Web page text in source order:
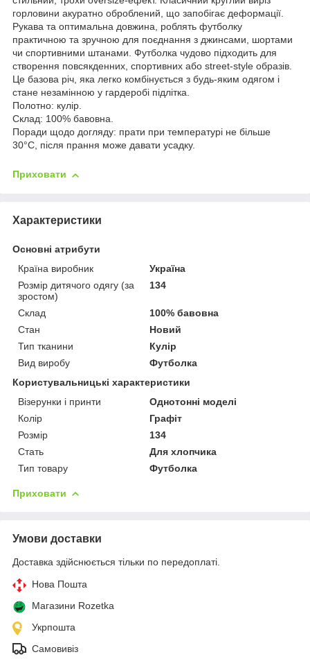
горловини акуратно оброблений, що запобігає деформації.
Рукава та оптимальна довжина, роблять футболку
практичною та зручною для поєднання з джинсами, шортами
чи спортивними штанами. Футболка чудово підходить для
створення повсякденних, спортивних або street-style образів.
Це базова річ, яка легко комбінується з будь-яким одягом і
стане незамінною у гардеробі підлітка.
Полотно: кулір.
Склад: 100% бавовна.
Поради щодо догляду: прати при температурі не більше
30°C, після прання може давати усадку.
Приховати
Характеристики
Основні атрибути
Країна виробник
Україна
Розмір дитячого одягу (за
зростом)
134
Склад
100% бавовна
Стан
Новий
Тип тканини
Кулір
Вид виробу
Футболка
Користувальницькі характеристики
Візерунки і принти
Однотонні моделі
Колір
Графіт
Розмір
134
Стать
Для хлопчика
Тип товару
Футболка
Приховати
Умови доставки
Доставка здійснюється тільки по передоплаті.
Нова Пошта
Магазини Rozetka
Укрпошта
Самовивіз